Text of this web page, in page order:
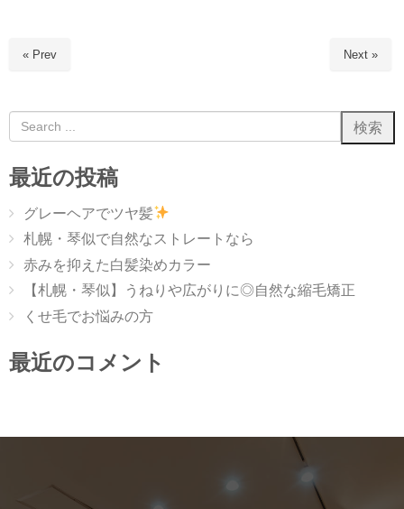
« Prev Next »
最近の投稿
グレーヘアでツヤ髪
札幌・琴似で自然なストレートなら
赤みを抑えた白髪染めカラー
【札幌・琴似】うねりや広がりに◎自然な縮毛矯正
くせ毛でお悩みの方
最近のコメント